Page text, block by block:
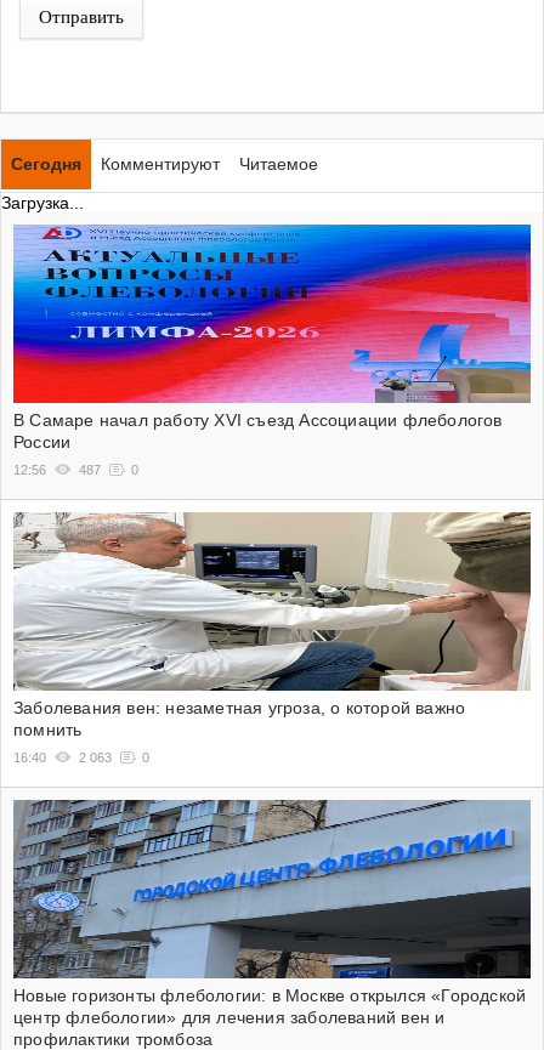
Отправить
Сегодня Комментируют
Читаемое
Загрузка...
В Самаре начал работу XVI съезд Ассоциации флебологов
России
12:56 487 0
Заболевания вен: незаметная угроза, о которой важно
помнить
16:40 2 063 0
Новые горизонты флебологии: в Москве открылся «Городской
центр флебологии» для лечения заболеваний вен и
профилактики тромбоза